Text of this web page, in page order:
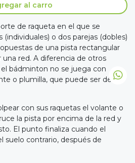
al carro
de raqueta en el que se
o dos parejas (dobles)
de una pista rectangular
red. A diferencia de otros
bádminton no se juega con
o plumilla, que puede ser de
con sus raquetas el volante o
la pista por encima de la red y
El punto finaliza cuando el
suelo contrario, después de